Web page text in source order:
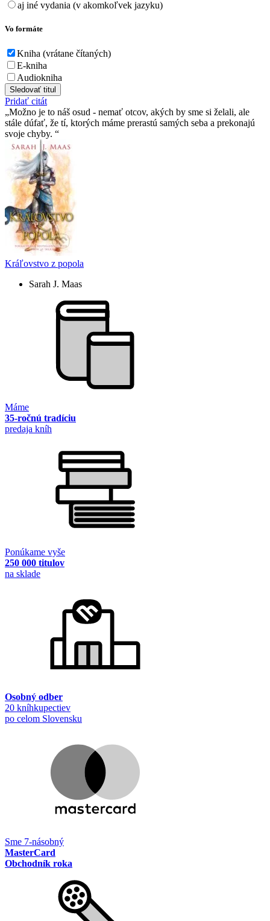
aj iné vydania (v akomkoľvek jazyku)
Vo formáte
Kniha (vrátane čítaných)
E-kniha
Audiokniha
Sledovať titul
Pridať citát
Možno je to náš osud - nemať otcov, akých by sme si želali, ale
stále dúfať, že tí­, ktorých máme prerastú samých seba a prekonajú
svoje chyby.
Kráľovstvo z popola
Sarah J. Maas
Máme
35-ročnú tradíciu
predaja kníh
Ponúkame vyše
250 000 titulov
na sklade
Osobný odber
20 kníhkupectiev
po celom Slovensku
Sme 7-násobný
MasterCard
Obchodník roka